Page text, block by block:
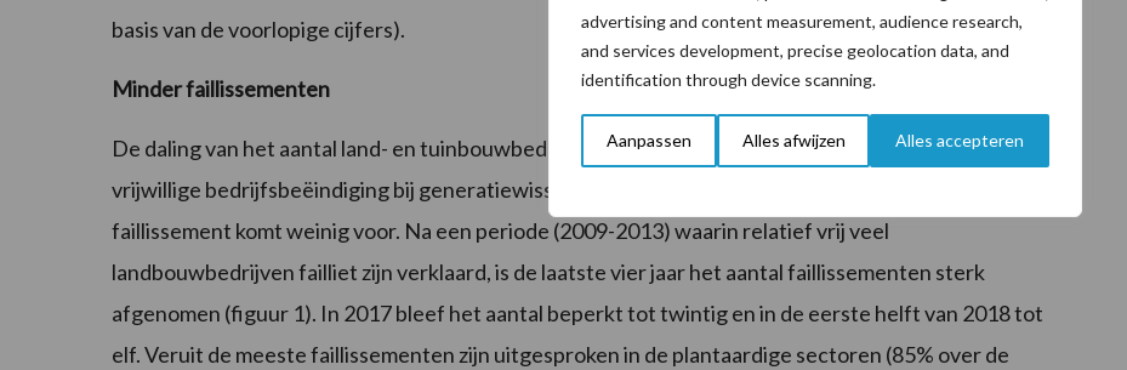
advertising and content measurement, audience research,
and services development, precise geolocation data, and
identification through device scanning.
Aanpassen Alles afwijzen Alles accepteren
basis van de voorlopige cijfers).
Minder faillissementen
De daling van het aantal land- en tuinbouwbedrijven bestaat in hoofdzaak uit de min of meer
vrijwillige bedrijfsbeëindiging bij generatiewisseling. Gedwongen beëindiging in de vorm van een
faillissement komt weinig voor. Na een periode (2009-2013) waarin relatief vrij veel
landbouwbedrijven failliet zijn verklaard, is de laatste vier jaar het aantal faillissementen sterk
afgenomen (figuur 1). In 2017 bleef het aantal beperkt tot twintig en in de eerste helft van 2018 tot
elf. Veruit de meeste faillissementen zijn uitgesproken in de plantaardige sectoren (85% over de